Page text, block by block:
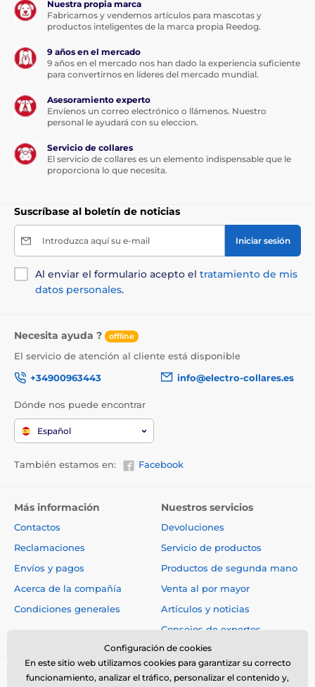
Nuestra propia marca
Fabricamos y vendemos artículos para mascotas y
productos inteligentes de la marca propia Reedog.
9 años en el mercado
9 años en el mercado nos han dado la experiencia suficiente
para convertirnos en líderes del mercado mundial.
Asesoramiento experto
Envíenos un correo electrónico o llámenos. Nuestro
personal le ayudará con su eleccion.
Servicio de collares
El servicio de collares es un elemento indispensable que le
proporciona lo que necesita.
Suscríbase al boletín de noticias
Introduzca aquí su e-mail Iniciar sesión
Al enviar el formulario acepto el tratamiento de mis
datos personales.
Necesita ayuda ? offline
El servicio de atención al cliente está disponible
+34900963443
info@electro-collares.es
Dónde nos puede encontrar
Español
También estamos en: Facebook
Más información
Contactos
Reclamaciones
Envíos y pagos
Acerca de la compañía
Condiciones generales
Nuestros servicios
Devoluciones
Servicio de productos
Productos de segunda mano
Venta al por mayor
Artículos y noticias
Consejos de expertos
Configuración de cookies
En este sitio web utilizamos cookies para garantizar su correcto
funcionamiento, analizar el tráfico, personalizar el contenido y,